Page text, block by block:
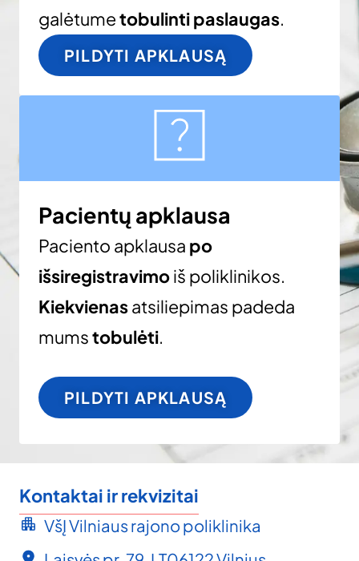
galėtumetobulinti paslaugas.
PILDYTI APKLAUSĄ
Pacientų apklausa
Paciento apklausa po
išsiregistravimoiš poliklinikos.
Kiekvienasatsiliepimas padeda
mumstobulėti.
PILDYTI APKLAUSĄ
Kontaktai ir rekvizitai
VšĮ Vilniaus rajono poliklinika